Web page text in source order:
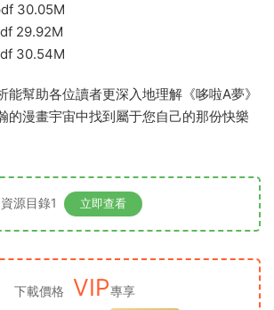
30.05M
29.92M
30.54M
能幫助各位讀者更深入地理解《哆啦A夢》
的漫畫宇宙中找到屬于您自己的那份快樂
資源目錄1 立即查看
下載價格 VIP專享